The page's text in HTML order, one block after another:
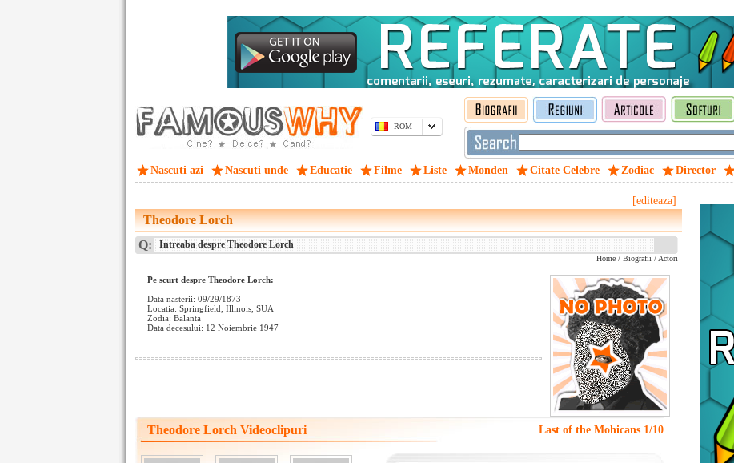
ROM
Nascuti azi Nascuti unde Educatie Filme Liste Monden Citate Celebre Zodiac Director
[editeaza]
Theodore Lorch
Q: Intreaba despre Theodore Lorch
Home / Biografii / Actori
Pe scurt despre Theodore Lorch:
Data nasterii: 09/29/1873
Locatia: Springfield, Illinois, SUA
Zodia: Balanta
Data decesului: 12 Noiembrie 1947
Theodore Lorch Videoclipuri Last of the Mohicans 1/10